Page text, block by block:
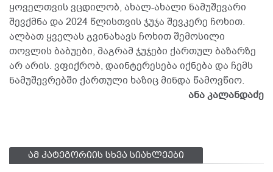
ყოველთვის ვცდილობ, ახალ-ახალი ნამუშევარი
შევქმნა და 2024 წლისთვის ჯუჯა შევკერე ჩოხით.
ალბათ ყველას გვინახავს ჩოხით შემოსილი
თოვლის ბაბუები, მაგრამ ჯუჯები ქართულ ბაზარზე
არ არის. ვფიქრობ, დაინტერესება იქნება და ჩემს
ნამუშევრებში ქართული ხაზიც მინდა წამოვწიო.
ანა კალანდაძე
ამ კატეგორიის სხვა სიახლეები